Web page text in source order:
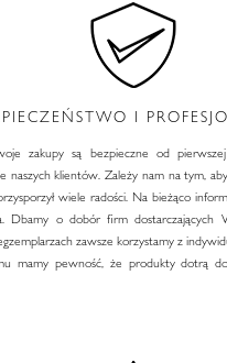
I
zakupy są bezpieczne od
naszych klientów. Zależy nam na tym,
wiele radości. Na bieżąco
Dbamy o dobór firm dostarczających
zawsze korzystamy z
mamy pewność, że produkty dotrą